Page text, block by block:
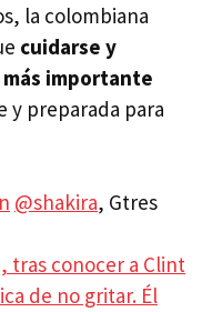
la colombiana
cuidarse y
importante
y preparada para
@shakira, Gtres
tras conocer a Clint
de no gritar. Él